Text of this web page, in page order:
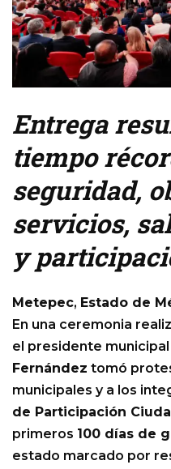
Entrega
tiempo
seguridad,
servicios,
y
Metepec, Estado de
En una ceremonia
el presidente municipal
Fernández tomó
municipales y a los
de Participación
primeros 100 días de
estado marcado por